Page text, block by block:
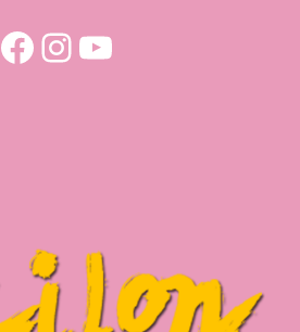
Facebook
Instagram
YouTube